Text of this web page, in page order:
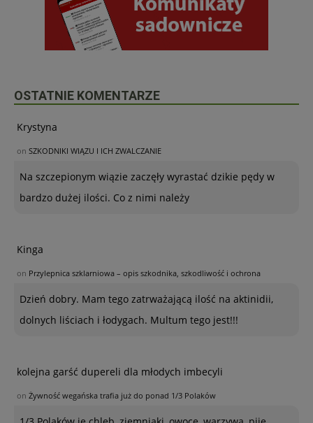
OSTATNIE KOMENTARZE
Krystyna
on SZKODNIKI WIĄZU I ICH ZWALCZANIE
Na szczepionym wiązie zaczęły wyrastać dzikie pędy w
bardzo dużej ilości. Co z nimi należy
Kinga
on Przylepnica szklarniowa – opis szkodnika, szkodliwość i ochrona
Dzień dobry. Mam tego zatrważającą ilość na aktinidii,
dolnych liściach i łodygach. Multum tego jest!!!
kolejna garść dupereli dla młodych imbecyli
on Żywność wegańska trafia już do ponad 1/3 Polaków